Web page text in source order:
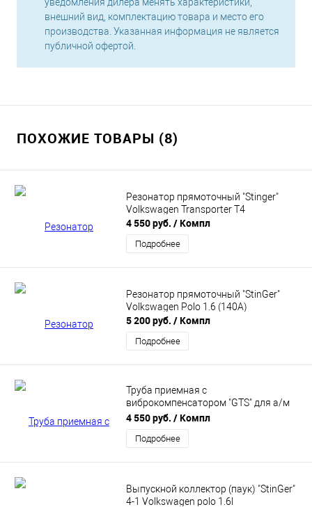
уведомления дилера менять характеристики,
внешний вид, комплектацию товара и место его
производства. Указанная информация не является
публичной офертой.
ПОХОЖИЕ ТОВАРЫ (8)
Резонатор прямоточный "Stinger"
Volkswagen Transporter T4
4 550 руб. / Компл
Подробнее
Резонатор прямоточный "StinGer"
Volkswagen Polo 1.6 (140A)
5 200 руб. / Компл
Подробнее
Труба приемная с
виброкомпенсатором "GTS" для а/м
Volkswagen Polo 1,6 L. (с 2015 г.в.) ES-
01364
4 550 руб. / Компл
Подробнее
Выпускной коллектор (паук) "StinGer"
4-1 Volkswagen polo 1.6l